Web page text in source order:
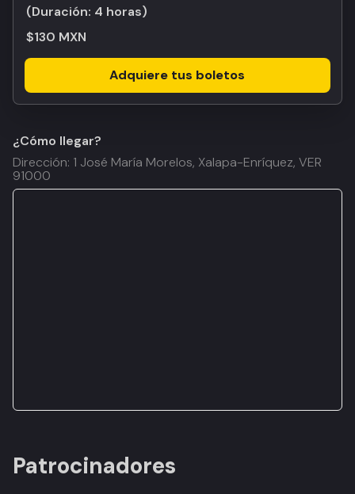
(Duración: 4 horas)
$130 MXN
Adquiere tus boletos
¿Cómo llegar?
Dirección: 1 José María Morelos, Xalapa-Enríquez, VER
91000
Patrocinadores